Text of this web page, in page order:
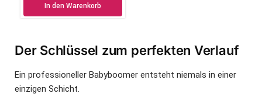
In den Warenkorb
Der Schlüssel zum perfekten Verlauf
Ein professioneller Babyboomer entsteht niemals in einer
einzigen Schicht.